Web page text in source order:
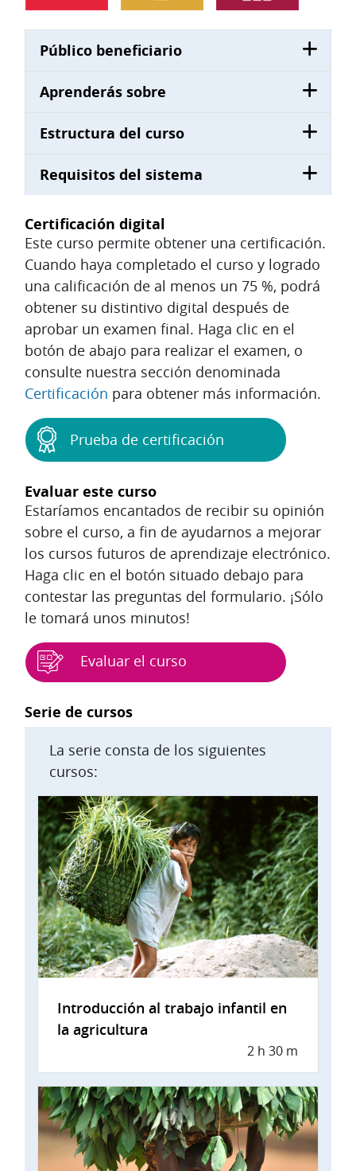
Público beneficiario
Aprenderás sobre
Estructura del curso
Requisitos del sistema
Certificación digital
Este curso permite obtener una certificación.
Cuando haya completado el curso y logrado
una calificación de al menos un 75 %, podrá
obtener su distintivo digital después de
aprobar un examen final. Haga clic en el
botón de abajo para realizar el examen, o
consulte nuestra sección denominada
Certificación para obtener más información.
Prueba de certificación
Evaluar este curso
Estaríamos encantados de recibir su opinión
sobre el curso, a fin de ayudarnos a mejorar
los cursos futuros de aprendizaje electrónico.
Haga clic en el botón situado debajo para
contestar las preguntas del formulario. ¡Sólo
le tomará unos minutos!
Evaluar el curso
Bloques
Serie de cursos
La serie consta de los siguientes
cursos:
Introducción al trabajo infantil en
la agricultura
2 h 30 m